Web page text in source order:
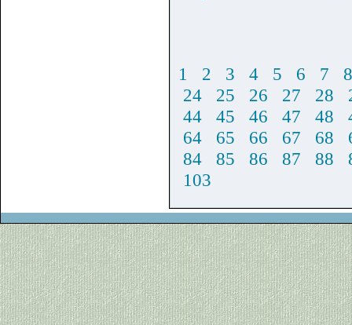
1 2 3 4 5 6 7
8
24
25 26 27 28
44
45 46 47 48
64
65 66 67 68
84
85 86 87 88
103